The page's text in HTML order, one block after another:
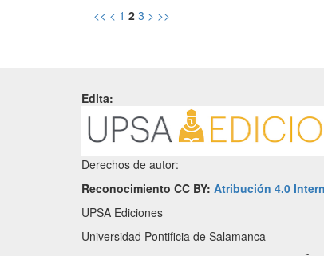
<< < 1 2 3 > >>
Edita:
Derechos de autor:
Reconocimiento CC BY: Atribución 4.0
UPSA Ediciones
Universidad Pontificia de Salamanca